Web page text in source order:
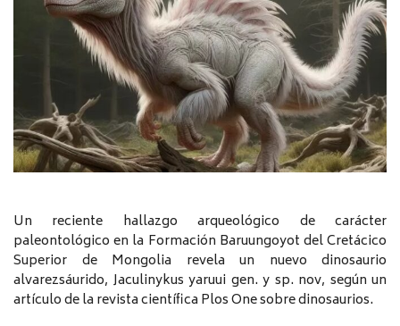
Un reciente hallazgo arqueológico de carácter
paleontológico en la Formación Baruungoyot del Cretácico
Superior de Mongolia revela un nuevo dinosaurio
alvarezsáurido, Jaculinykus yaruui gen. y sp. nov, según un
artículo de la revista científica Plos One sobre dinosaurios.